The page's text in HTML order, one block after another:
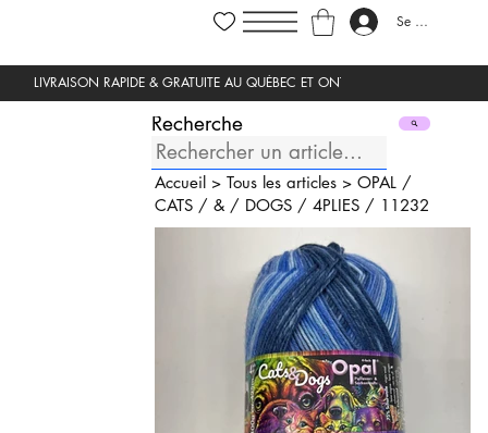
Se connecter
Recherche
Accueil> Tous les articles> OPAL /
CATS / & / DOGS / 4PLIES / 11232